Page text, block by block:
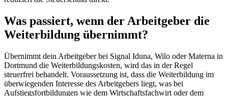
Was passiert, wenn der Arbeitgeber die
Weiterbildung übernimmt?
Übernimmt dein Arbeitgeber bei Signal Iduna, Wilo oder Materna in
Dortmund die Weiterbildungskosten, wird das in der Regel
steuerfrei behandelt. Voraussetzung ist, dass die Weiterbildung im
überwiegenden Interesse des Arbeitgebers liegt, was bei
Aufstiegsfortbildungen wie dem Wirtschaftsfachwirt oder dem